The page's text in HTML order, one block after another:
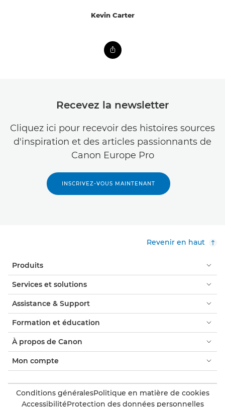
Kevin Carter
Recevez la newsletter
Cliquez ici pour recevoir des histoires sources
d'inspiration et des articles passionnants de
Canon Europe Pro
INSCRIVEZ-VOUS MAINTENANT
Revenir en haut
Produits
Services et solutions
Assistance & Support
Formation et éducation
À propos de Canon
Mon compte
Conditions généralesPolitique en matière de cookies
AccessibilitéProtection des données personnelles